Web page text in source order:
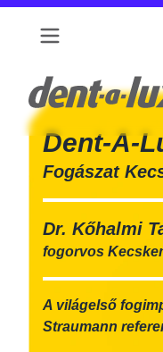
Dent-A-
Fogászat
Dr. Kőhalmi
fogorvos
A világelső
Straumann